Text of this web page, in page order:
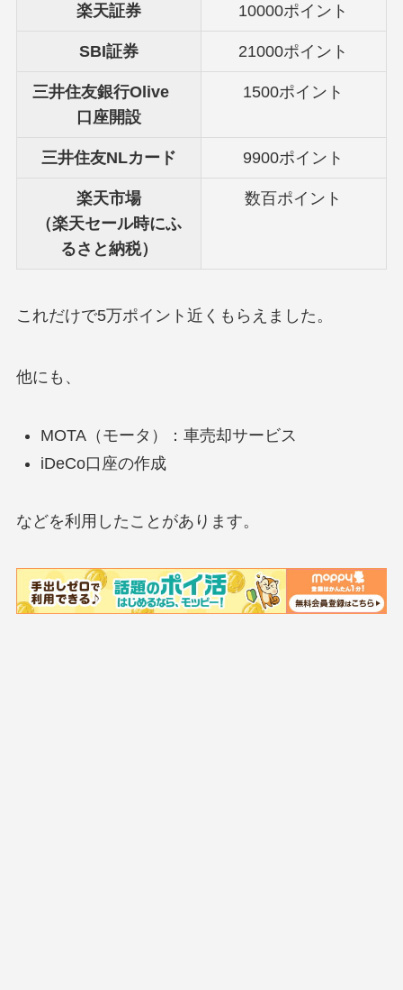
楽天証券 10000ポイント
SBI証券 21000ポイント
三井住友銀行Olive
口座開設
1500ポイント
三井住友NLカード 9900ポイント
楽天市場
（楽天セール時にふ
るさと納税）
数百ポイント
これだけで5万ポイント近くもらえました。
他にも、
MOTA（モータ）：車売却サービス
iDeCo口座の作成
などを利用したことがあります。